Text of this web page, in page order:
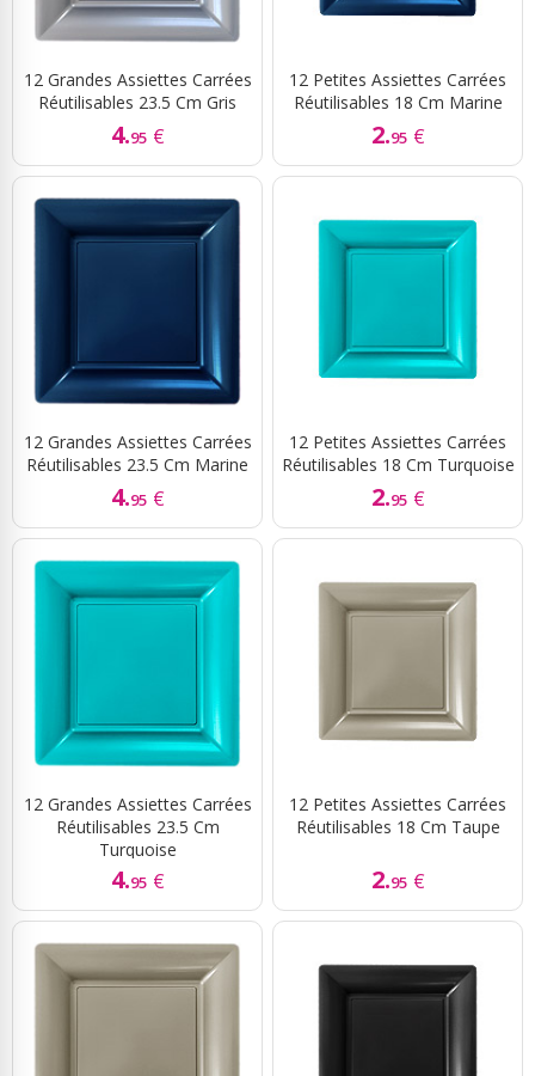
12 Grandes Assiettes Carrées
Réutilisables 23.5 Cm Gris
4.95 €
12 Petites Assiettes Carrées
Réutilisables 18 Cm Marine
2.95 €
12 Grandes Assiettes Carrées
Réutilisables 23.5 Cm Marine
4.95 €
12 Petites Assiettes Carrées
Réutilisables 18 Cm Turquoise
2.95 €
12 Grandes Assiettes Carrées
Réutilisables 23.5 Cm
Turquoise
4.95 €
12 Petites Assiettes Carrées
Réutilisables 18 Cm Taupe
2.95 €